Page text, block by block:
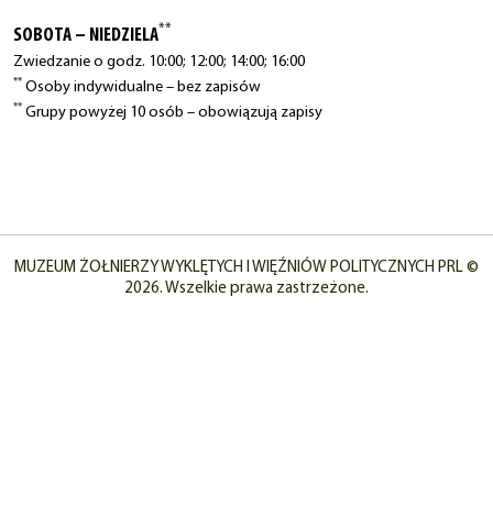
SOBOTA – NIEDZIELA**
Zwiedzanie o godz. 10:00; 12:00; 14:00; 16:00
** Osoby indywidualne – bez zapisów
** Grupy powyżej 10 osób – obowiązują zapisy
MUZEUM ŻOŁNIERZY WYKLĘTYCH I WIĘŹNIÓW POLITYCZNYCH PRL ©
2026. Wszelkie prawa zastrzeżone.